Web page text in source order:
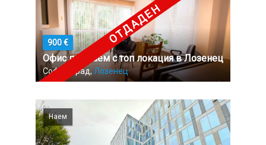
ОТДАДЕН
900 €
Офис под наем с топ локация в Лозенец
София-град, Лозенец
Наем